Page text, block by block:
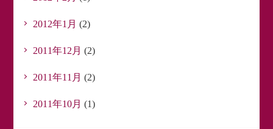
2012年1月 (2)
2011年12月 (2)
2011年11月 (2)
2011年10月 (1)